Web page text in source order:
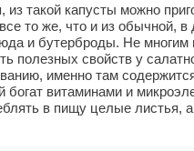
из такой капусты можно
то же, что и из обычной,
и бутерброды. Не многим
полезных свойств у
именно там
богат витаминами и
в пищу целые листья,